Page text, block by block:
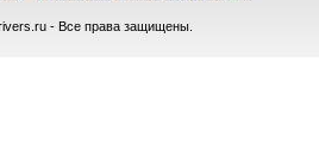
- Все права защищены.